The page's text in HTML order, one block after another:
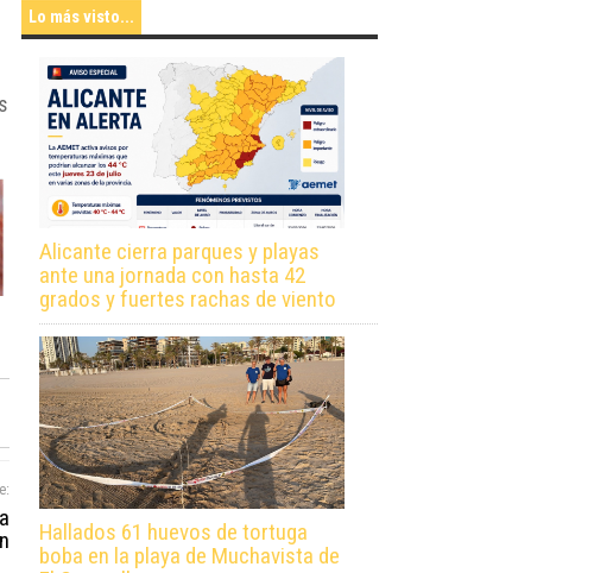
Lo más visto...
Alicante cierra parques y playas
ante una jornada con hasta 42
grados y fuertes rachas de viento
Hallados 61 huevos de tortuga
boba en la playa de Muchavista de